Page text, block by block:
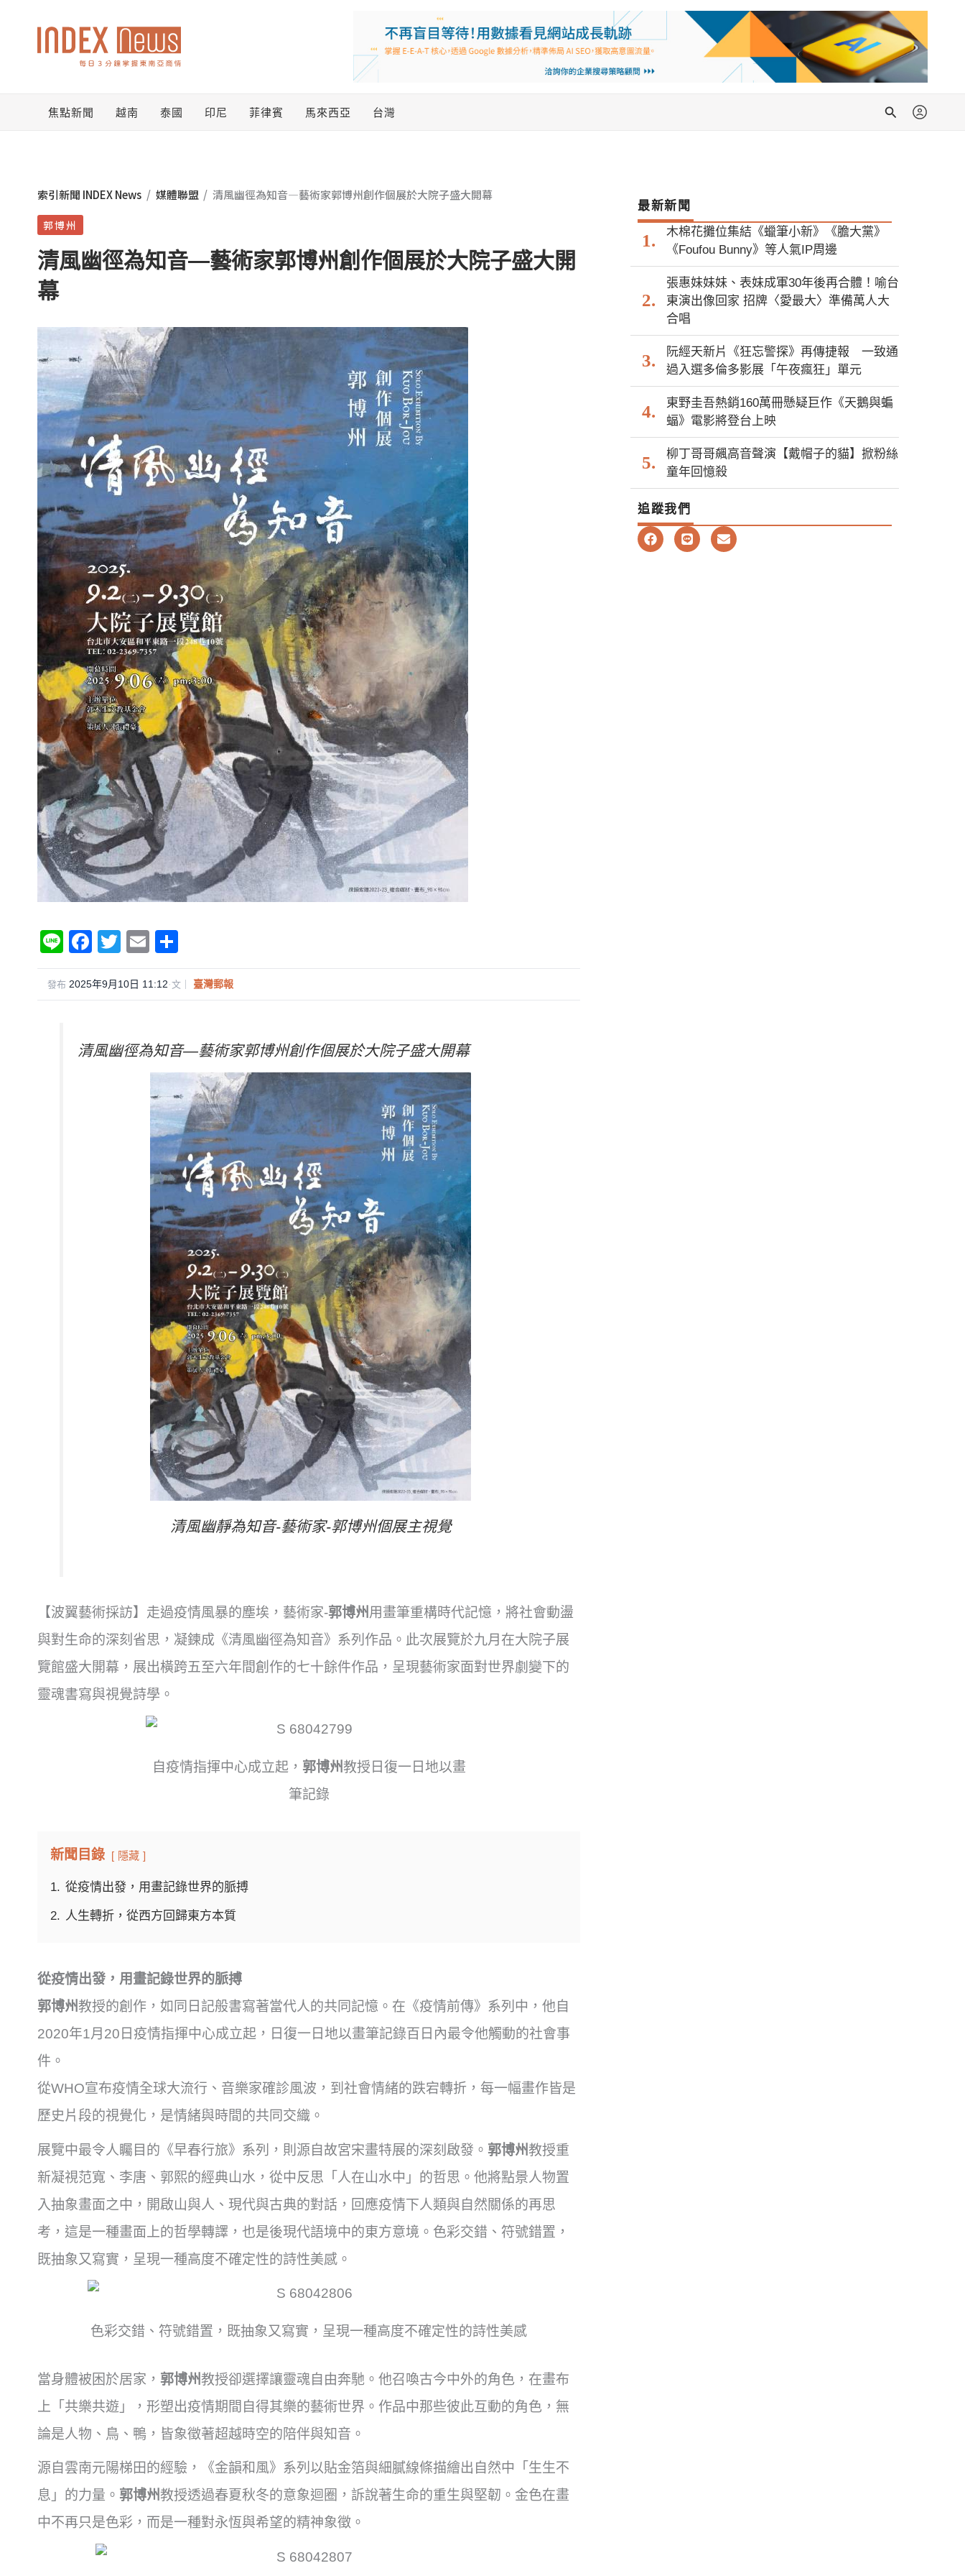
焦點新聞 越南 泰國 印尼 菲律賓 馬來西亞 台灣
搜
索引新聞 INDEX News / 媒體聯盟 / 清風幽徑為知音—藝術家郭博州創作個展於大院子盛大開幕
郭博州
清風幽徑為知音—藝術家郭博州創作個展於大院子盛大開
幕
Li
n
e
F
a
c
o
T
wi
tt
E
m
ail
享
發布 2025年9月10日 11:12·文｜ 臺灣郵報
清風幽徑為知音—藝術家郭博州創作個展於大院子盛大開幕
清風幽靜為知音-藝術家-郭博州個展主視覺
【波翼藝術採訪】走過疫情風暴的塵埃，藝術家-郭博州用畫筆重構時代記憶，將社會動盪
與對生命的深刻省思，凝鍊成《清風幽徑為知音》系列作品。此次展覽於九月在大院子展
覽館盛大開幕，展出橫跨五至六年間創作的七十餘件作品，呈現藝術家面對世界劇變下的
靈魂書寫與視覺詩學。
自疫情指揮中心成立起， 郭博州教授日復一日地以畫
筆記錄
新聞目錄 隱藏
1. 從疫情出發，用畫記錄世界的脈搏
2. 人生轉折，從西方回歸東方本質
從疫情出發，用畫記錄世界的脈搏
郭博州教授的創作，如同日記般書寫著當代人的共同記憶。在《疫情前傳》系列中，他自
2020年1月20日疫情指揮中心成立起，日復一日地以畫筆記錄百日內最令他觸動的社會事
件。
從WHO宣布疫情全球大流行、音樂家確診風波，到社會情緒的跌宕轉折，每一幅畫作皆是
歷史片段的視覺化，是情緒與時間的共同交織。
展覽中最令人矚目的《早春行旅》系列，則源自故宮宋畫特展的深刻啟發。 郭博州教授重
新凝視范寬、李唐、郭熙的經典山水，從中反思「人在山水中」的哲思。他將點景人物置
入抽象畫面之中，開啟山與人、現代與古典的對話，回應疫情下人類與自然關係的再思
考，這是一種畫面上的哲學轉譯，也是後現代語境中的東方意境。色彩交錯、符號錯置，
既抽象又寫實，呈現一種高度不確定性的詩性美感。
色彩交錯、符號錯置，既抽象又寫實，呈現一種高度不確定性的詩性美感
當身體被困於居家， 郭博州教授卻選擇讓靈魂自由奔馳。他召喚古今中外的角色，在畫布
上「共樂共遊」，形塑出疫情期間自得其樂的藝術世界。作品中那些彼此互動的角色，無
論是人物、鳥、鴨，皆象徵著超越時空的陪伴與知音。
源自雲南元陽梯田的經驗，《金韻和風》系列以貼金箔與細膩線條描繪出自然中「生生不
息」的力量。 郭博州教授透過春夏秋冬的意象迴圈，訴說著生命的重生與堅韌。金色在畫
中不再只是色彩，而是一種對永恆與希望的精神象徵。
最新新聞
木棉花攤位集結《蠟筆小新》《膽大黨》
《Foufou Bunny》等人氣IP周邊
張惠妹妹妹、表妹成軍30年後再合體！喻台
東演出像回家 招牌〈愛最大〉準備萬人大
合唱
阮經天新片《狂忘警探》再傳捷報 一致通
過入選多倫多影展「午夜瘋狂」單元
東野圭吾熱銷160萬冊懸疑巨作《天鵝與蝙
蝠》電影將登台上映
柳丁哥哥飆高音聲演【戴帽子的貓】掀粉絲
童年回憶殺
追蹤我們
F
a
L
i
E
n